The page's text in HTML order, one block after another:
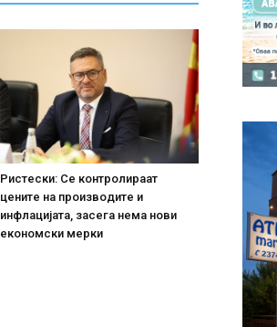
Ристески: Се контролираат
цените на производите и
инфлацијата, засега нема нови
економски мерки